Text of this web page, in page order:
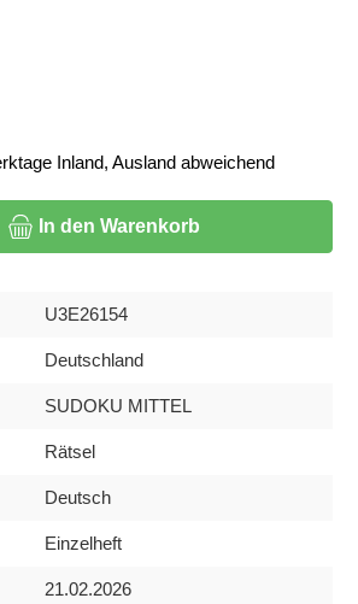
Inland, Ausland abweichend
ein oder benutze die Schaltflächen um
In den Warenkorb
U3E26154
Deutschland
SUDOKU MITTEL
Rätsel
Deutsch
Einzelheft
21.02.2026